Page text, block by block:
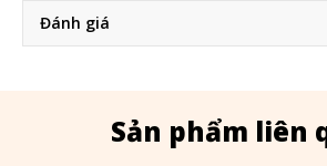
Đánh giá
Sản phẩm liên